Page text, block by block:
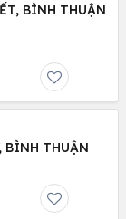
BÌNH THUẬN
BÌNH THUẬN